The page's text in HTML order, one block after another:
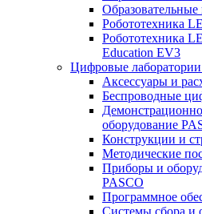
Робототехника
Робототехника
Education EV3
Цифровые
Аксессуары и
Беспроводные
оборудование
Конструкции и
Методические
Приборы и
PASCO
Программное
Системы сбора и